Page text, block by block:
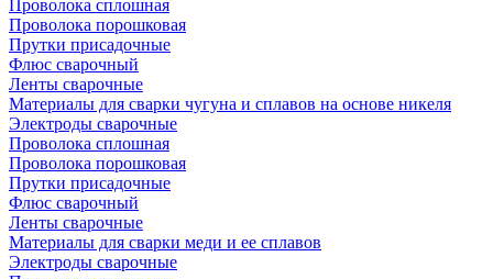
Проволока сплошная
Проволока порошковая
Прутки присадочные
Флюс сварочный
Ленты сварочные
Материалы для сварки чугуна и сплавов на основе никеля
Электроды сварочные
Проволока сплошная
Проволока порошковая
Прутки присадочные
Флюс сварочный
Ленты сварочные
Материалы для сварки меди и ее сплавов
Электроды сварочные